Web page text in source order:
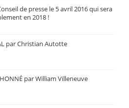
de presse le 5 avril 2016 qui sera
en 2018 !
par Christian Autotte
par William Villeneuve